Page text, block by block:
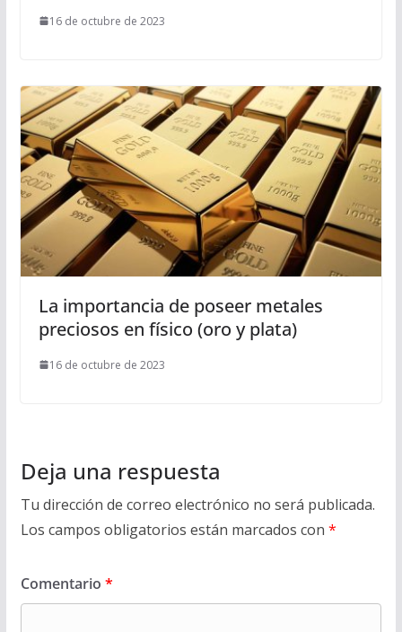
16 de octubre de 2023
La importancia de poseer metales
preciosos en físico (oro y plata)
16 de octubre de 2023
Deja una respuesta
Tu dirección de correo electrónico no será publicada.
Los campos obligatorios están marcados con *
Comentario *